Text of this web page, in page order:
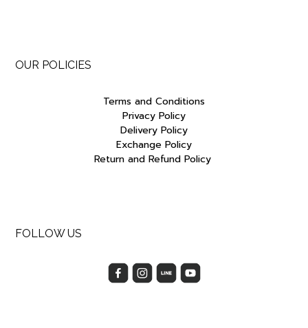
OUR POLICIES
Terms and Conditions
Privacy Policy
Delivery Policy
Exchange Policy
Return and Refund Policy
FOLLOW US